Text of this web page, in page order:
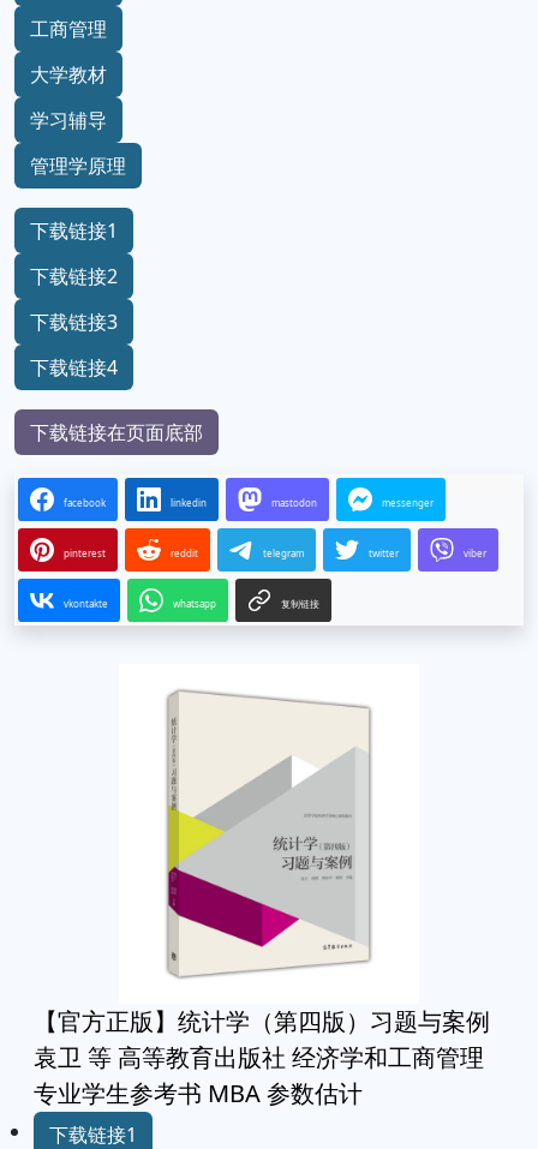
工商管理
大学教材
学习辅导
管理学原理
下载链接1
下载链接2
下载链接3
下载链接4
下载链接在页面底部
facebook linkedin mastodon messenger
pinterest reddit telegram twitter viber
vkontakte whatsapp 复制链接
【官方正版】统计学（第四版）习题与案例
袁卫 等 高等教育出版社 经济学和工商管理
专业学生参考书 MBA 参数估计
下载链接1